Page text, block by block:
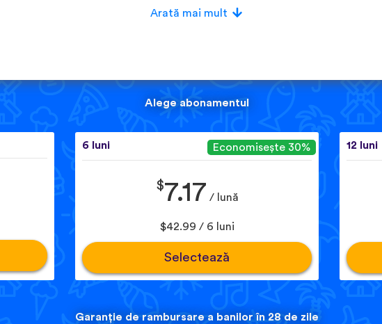
Arată mai mult
Alege abonamentul
6 luni Economisește 30%
$7.17 / lună
$42.99 / 6 luni
Selectează
12 luni
Garanție de rambursare a banilor în 28 de zile